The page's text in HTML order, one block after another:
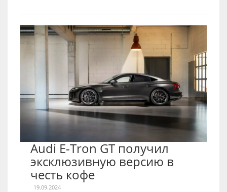
Audi E-Tron GT получил
эксклюзивную версию в
честь кофе
19.09.2024